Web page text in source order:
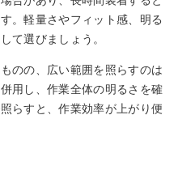
。軽量さやフィット感、明る
て選びましょう。
のの、広い範囲を照らすのは
用し、作業全体の明るさを確
らすと、作業効率が上がり便